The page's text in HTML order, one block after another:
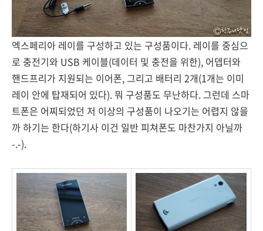
엑스페리아 레이를 구성하고 있는 구성품이다. 레이를 중심으
로 충전기와 USB 케이블(데이터 및 충전을 위한), 어뎁터와
핸드프리가 지원되는 이어폰, 그리고 배터리 2개(1개는 이미
레이 안에 탑재되어 있다). 뭐 구성품도 무난하다. 그런데 스마
트폰은 어찌되었던 저 이상의 구성품이 나오기는 어렵지 않을
까 하기는 한다(하기사 이건 일반 피쳐폰도 마찬가지 아닐까
-.-).